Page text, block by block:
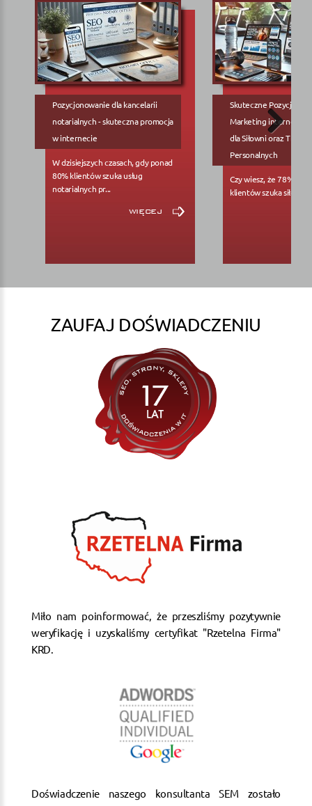
Pozycjonowanie dla kancelarii
notarialnych - skuteczna promocja
w internecie
W dzisiejszych czasach, gdy ponad
80% klientów szuka usług
notarialnych pr...
więcej
Skuteczne
Marketing internetowy
dla Siłowni oraz
Personalnych
Czy wiesz, że 78%
klientów szuka siłowni...
ZAUFAJ DOŚWIADCZENIU
Miło nam poinformować, że przeszliśmy pozytywnie
weryfikację i uzyskaliśmy certyfikat "Rzetelna Firma"
KRD.
Doświadczenie naszego konsultanta SEM zostało